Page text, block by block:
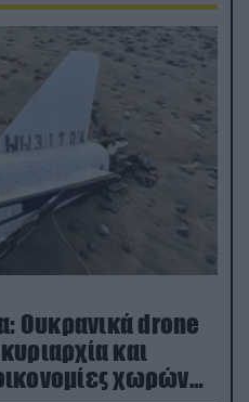
Ουκρανικά drone
και
χωρών